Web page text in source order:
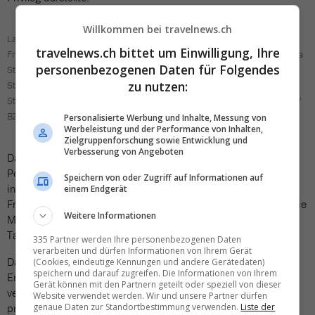
Lauschen gespannt auf der Brücke der kombinierten
Fracht-/Passagierfähre Finnlady den Ausführungen von Kapitän Pekka
Stenvik zum Thema Führung, Teamwork und Sicherheitskultur:
Studierende der Höheren Fachschule Tourismus HFT Luzern beim
StudyTrip@Sea Seminar 2024 auf der Ostsee. Bild: Thomas P. Illes /
BZLU Bildungszentrum Luzern
Darüber hinaus konnten sich die Studierenden mit weiteren
Personen in verschiedensten Positionen und Funktionen
innerhalb der beteiligten Partnerreedereien, allen voran mit
Frauke Werner, Capacity and Yield Managerin bei Finnlines sowie
Marina Selikowitsch, Business Development Director DACH bei
Tallink Silja Line austauschen.
Das ermöglichte es ihnen, vom umfangreich präsentierten
Erfahrungsschatz und den diversen Ausführungen zu
verschiedenen Themen während Kurzreferaten und Q&A’s zu
profitieren, das vernetzte Denken zu trainieren und wertvolle
Willkommen bei travelnews.ch
travelnews.ch bittet um Einwilligung, Ihre
personenbezogenen Daten für Folgendes
zu nutzen:
Personalisierte Werbung und Inhalte, Messung von
Werbeleistung und der Performance von Inhalten,
Zielgruppenforschung sowie Entwicklung und
Verbesserung von Angeboten
Speichern von oder Zugriff auf Informationen auf
einem Endgerät
Weitere Informationen
335 Partner werden Ihre personenbezogenen Daten
verarbeiten und dürfen Informationen von Ihrem Gerät
(Cookies, eindeutige Kennungen und andere Gerätedaten)
speichern und darauf zugreifen. Die Informationen von Ihrem
Gerät können mit den Partnern geteilt oder speziell von dieser
Website verwendet werden. Wir und unsere Partner dürfen
genaue Daten zur Standortbestimmung verwenden. Liste der